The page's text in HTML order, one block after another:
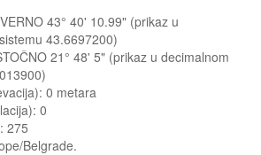
43° 40' 10.99" (prikaz u
43.6697200)
21° 48' 5" (prikaz u decimalnom
0 metara
0
275
Belgrade.